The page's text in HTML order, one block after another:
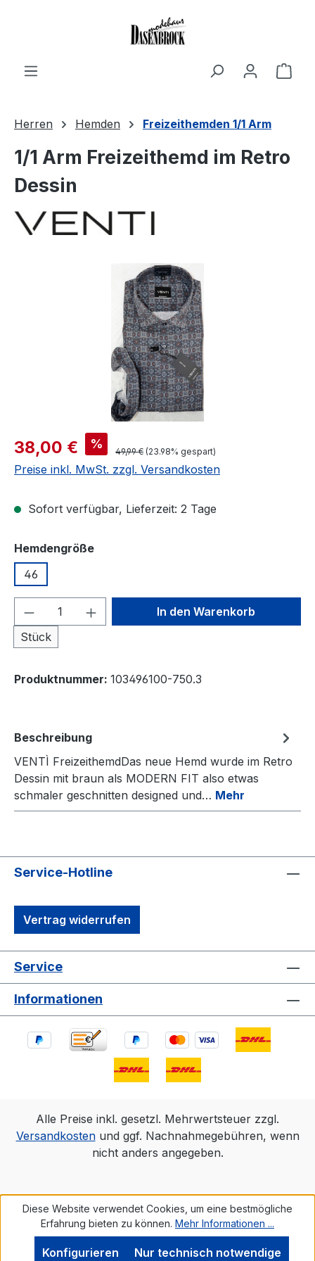
Herren Hemden Freizeithemden 1/1 Arm
1/1 Arm Freizeithemd im Retro
Dessin
Bildergalerie überspringen
Verkaufspreis:
38,00 € % Regulärer Preis:
49,99 € (23.98% gespart)
Preise inkl. MwSt. zzgl. Versandkosten
Sofort verfügbar, Lieferzeit: 2 Tage
Hemdengrößeauswählen
46
Produkt Anzahl: Gib den
Stück
In den Warenkorb
Produktnummer: 103496100-750.3
Beschreibung
VENTÌ FreizeithemdDas neue Hemd wurde im Retro
Dessin mit braun als MODERN FIT also etwas
schmaler geschnitten designed und… Mehr
Service-Hotline
Vertrag widerrufen
Service
Informationen
Alle Preise inkl. gesetzl. Mehrwertsteuer zzgl.
Versandkostenund ggf. Nachnahmegebühren, wenn
nicht anders angegeben.
Diese Website verwendet Cookies, um eine bestmögliche
Erfahrung bieten zu können. Mehr Informationen ...
Nur technisch notwendige
Konfigurieren